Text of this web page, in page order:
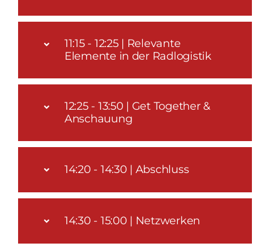
11:15 - 12:25 | Relevante
Elemente in der Radlogistik
12:25 - 13:50 | Get Together &
Anschauung
14:20 - 14:30 | Abschluss
14:30 - 15:00 | Netzwerken